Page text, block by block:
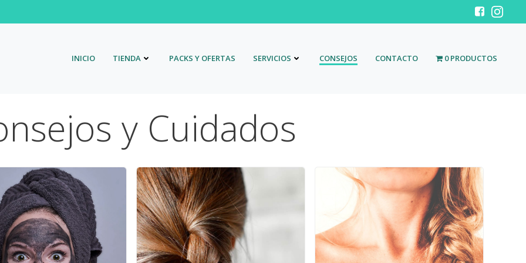
INICIO TIENDA PACKS Y OFERTAS SERVICIOS CONSEJOS CONTACTO 0 PRODUCTOS
y Cuidados